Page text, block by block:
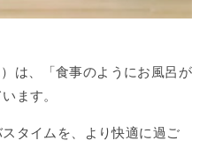
は、「食事のようにお風呂が
ます。
タイムを、より快適に過ご